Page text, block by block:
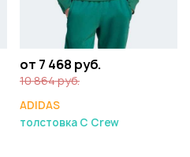
от 7 468 руб.
10 864 руб.
ADIDAS
толстовка C Crew